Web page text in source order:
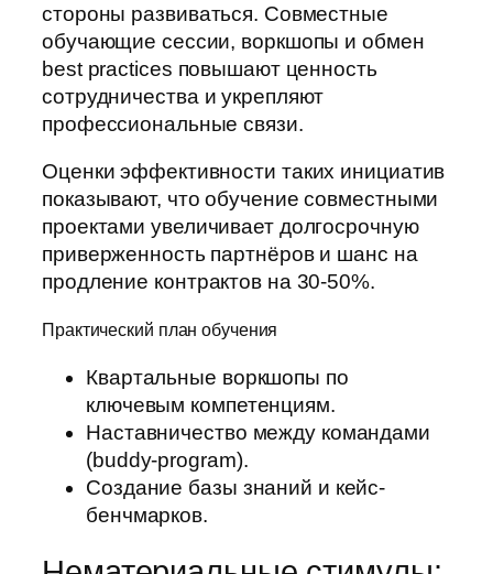
стороны развиваться. Совместные
обучающие сессии, воркшопы и обмен
best practices повышают ценность
сотрудничества и укрепляют
профессиональные связи.
Оценки эффективности таких инициатив
показывают, что обучение совместными
проектами увеличивает долгосрочную
приверженность партнёров и шанс на
продление контрактов на 30-50%.
Практический план обучения
Квартальные воркшопы по
ключевым компетенциям.
Наставничество между командами
(buddy-program).
Создание базы знаний и кейс-
бенчмарков.